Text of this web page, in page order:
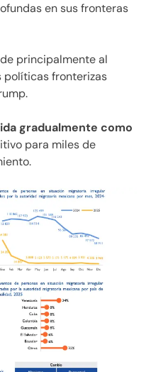
en sus fronteras
principalmente al
políticas fronterizas
gradualmente como
para miles de